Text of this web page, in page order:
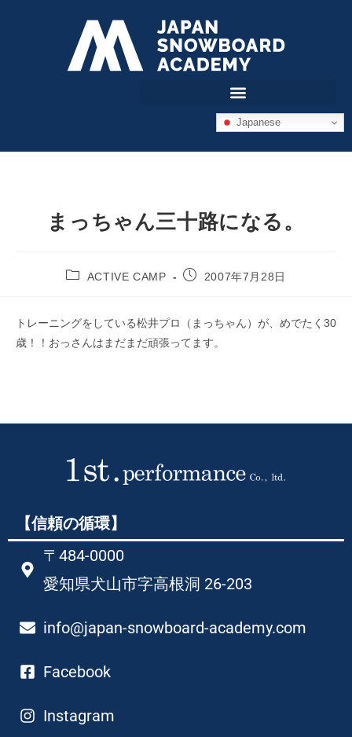
Japanese
まっちゃん三十路になる。
ACTIVE CAMP 2007年7月28日
トレーニングをしている松井プロ（まっちゃん）が、めでたく30
歳！！おっさんはまだまだ頑張ってます。
【信頼の循環】
〒484-0000
愛知県犬山市字高根洞 26-203​
info@japan-snowboard-academy.com
Facebook
Instagram